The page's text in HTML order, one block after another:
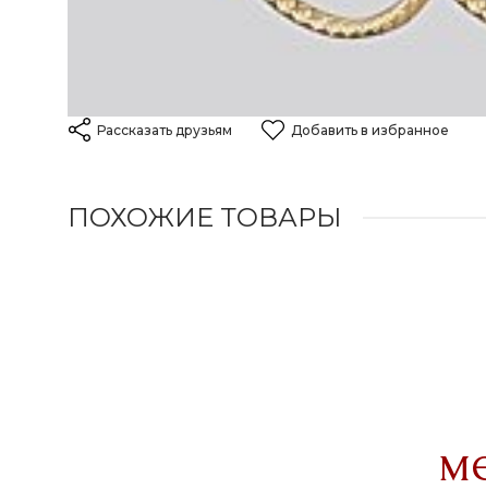
Рассказать друзьям Добавить в избранное
ПОХОЖИЕ ТОВАРЫ